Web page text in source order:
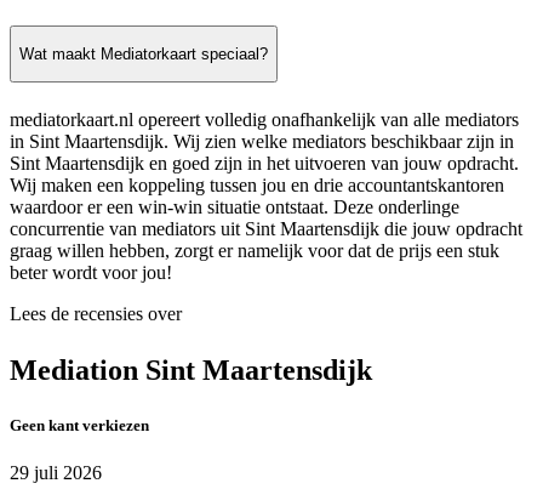
Wat maakt Mediatorkaart speciaal?
mediatorkaart.nl opereert volledig onafhankelijk van alle mediators
in Sint Maartensdijk. Wij zien welke mediators beschikbaar zijn in
Sint Maartensdijk en goed zijn in het uitvoeren van jouw opdracht.
Wij maken een koppeling tussen jou en drie accountantskantoren
waardoor er een win-win situatie ontstaat. Deze onderlinge
concurrentie van mediators uit Sint Maartensdijk die jouw opdracht
graag willen hebben, zorgt er namelijk voor dat de prijs een stuk
beter wordt voor jou!
Lees de recensies over
Mediation Sint Maartensdijk
Geen kant verkiezen
29 juli 2026